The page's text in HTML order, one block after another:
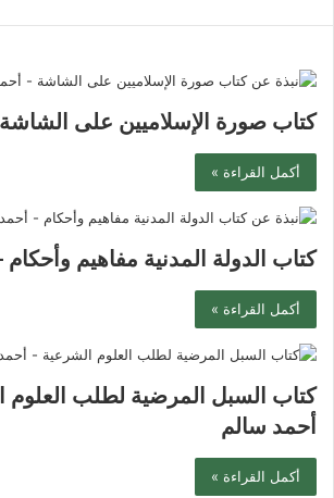
كتاب صورة الإسلاميين على
أكمل القراءة »
كتاب الدولة المدنية مفاهيم
أكمل القراءة »
كتاب السبل المرضية لطلب العلوم
أحمد سالم
أكمل القراءة »